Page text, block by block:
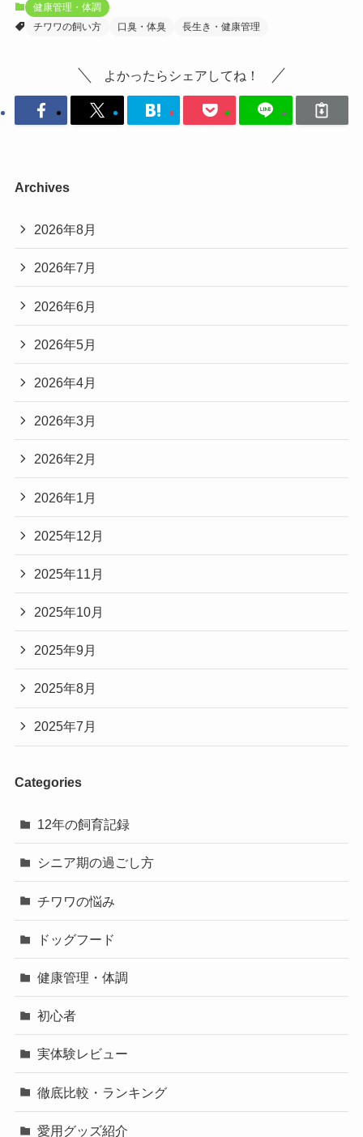
健康管理・体調
チワワの飼い方
口臭・体臭 長生き・健康管理
よかったらシェアしてね！
Archives
2026年8月
2026年7月
2026年6月
2026年5月
2026年4月
2026年3月
2026年2月
2026年1月
2025年12月
2025年11月
2025年10月
2025年9月
2025年8月
2025年7月
Categories
12年の飼育記録
シニア期の過ごし方
チワワの悩み
ドッグフード
健康管理・体調
初心者
実体験レビュー
徹底比較・ランキング
愛用グッズ紹介